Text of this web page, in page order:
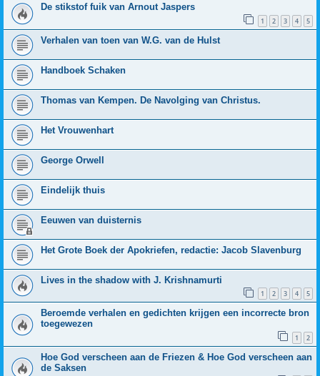
De stikstof fuik van Arnout Jaspers
1 2 3 4 5
Verhalen van toen van W.G. van de Hulst
Handboek Schaken
Thomas van Kempen. De Navolging van Christus.
Het Vrouwenhart
George Orwell
Eindelijk thuis
Eeuwen van duisternis
Het Grote Boek der Apokriefen, redactie: Jacob Slavenburg
Lives in the shadow with J. Krishnamurti
1 2 3 4 5
Beroemde verhalen en gedichten krijgen een incorrecte bron
toegewezen
1 2
Hoe God verscheen aan de Friezen & Hoe God verscheen aan
de Saksen